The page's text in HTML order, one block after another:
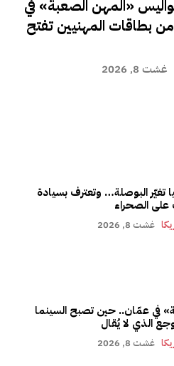
«المهن الصعبة» في
المائة من بطاقات المهنيين تفتح
غشت 8, 2026
تغيّر البوصلة… وتعترف بسيادة
على الصحراء
غشت 8, 2026
في عمّان.. حين تصبح السينما
الذي لا يُقال
غشت 8, 2026